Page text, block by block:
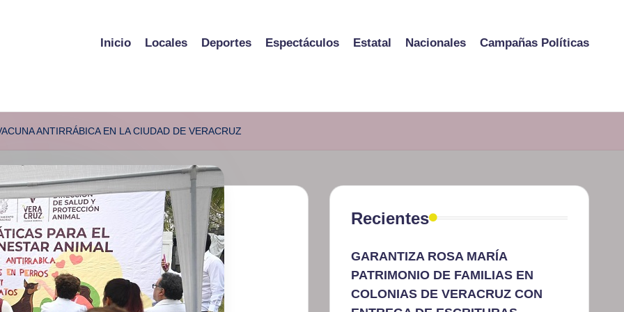
Inicio Locales Deportes Espectáculos Estatal Nacionales Campañas Políticas
ANTIRRÁBICA EN LA CIUDAD DE VERACRUZ
Recientes
GARANTIZA ROSA MARÍA
PATRIMONIO DE FAMILIAS EN
COLONIAS DE VERACRUZ CON